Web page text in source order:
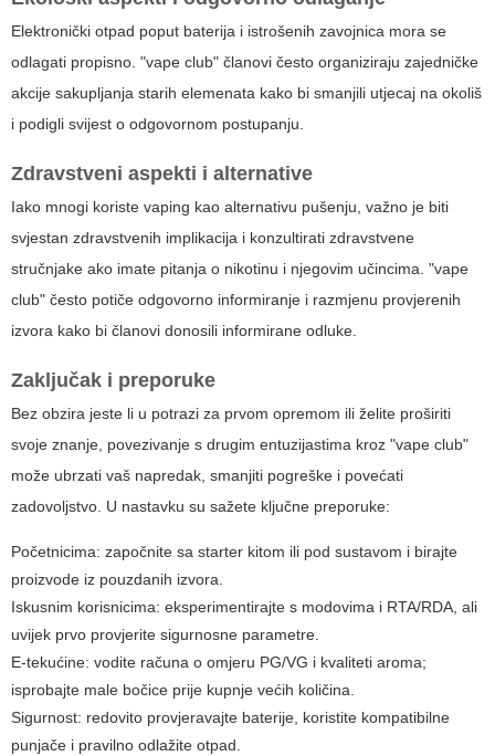
Elektronički otpad poput baterija i istrošenih zavojnica mora se
odlagati propisno. "vape club" članovi često organiziraju zajedničke
akcije sakupljanja starih elemenata kako bi smanjili utjecaj na okoliš
i podigli svijest o odgovornom postupanju.
Zdravstveni aspekti i alternative
Iako mnogi koriste vaping kao alternativu pušenju, važno je biti
svjestan zdravstvenih implikacija i konzultirati zdravstvene
stručnjake ako imate pitanja o nikotinu i njegovim učincima. "vape
club" često potiče odgovorno informiranje i razmjenu provjerenih
izvora kako bi članovi donosili informirane odluke.
Zaključak i preporuke
Bez obzira jeste li u potrazi za prvom opremom ili želite proširiti
svoje znanje, povezivanje s drugim entuzijastima kroz "vape club"
može ubrzati vaš napredak, smanjiti pogreške i povećati
zadovoljstvo. U nastavku su sažete ključne preporuke:
Početnicima: započnite sa starter kitom ili pod sustavom i birajte
proizvode iz pouzdanih izvora.
Iskusnim korisnicima: eksperimentirajte s modovima i RTA/RDA, ali
uvijek prvo provjerite sigurnosne parametre.
E-tekućine: vodite računa o omjeru PG/VG i kvaliteti aroma;
isprobajte male bočice prije kupnje većih količina.
Sigurnost: redovito provjeravajte baterije, koristite kompatibilne
punjače i pravilno odlažite otpad.